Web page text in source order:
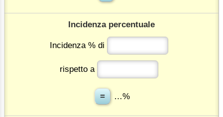
Incidenza percentuale
Incidenza % di
rispetto a
…%